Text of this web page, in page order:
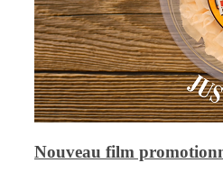
Nouveau film